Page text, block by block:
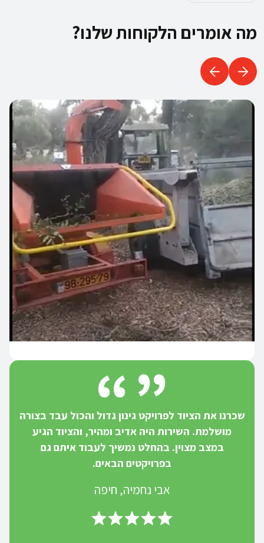
מה אומרים הלקוחות שלנו?
שכרנו את הציוד לפרויקט גינון גדול והכול עבד בצורה
מושלמת. השירות היה אדיב ומהיר, והציוד הגיע
במצב מצוין. בהחלט נמשיך לעבוד איתם גם
בפרויקטים הבאים.
אבי נחמיה, חיפה